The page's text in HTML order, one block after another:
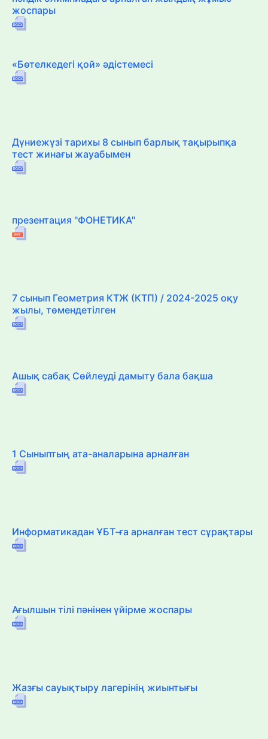
жоспары
«Бөтелкедегі қой» әдістемесі
Дүниежүзі тарихы 8 сынып барлық тақырыпқа
тест жинағы жауабымен
презентация "ФОНЕТИКА"
7 сынып Геометрия КТЖ (КТП) / 2024-2025 оқу
жылы, төмендетілген
Ашық сабақ Сөйлеуді дамыту бала бақша
1 Сыныптың ата-аналарына арналған
Информатикадан ҰБТ-ға арналған тест сұрақтары
Ағылшын тілі пәнінен үйірме жоспары
Жазғы сауықтыру лагерінің жиынтығы